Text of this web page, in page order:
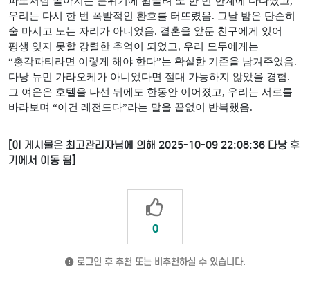
우리는 다시 한 번 폭발적인 환호를 터뜨렸음. 그날 밤은 단순히
술 마시고 노는 자리가 아니었음. 결혼을 앞둔 친구에게 있어
평생 잊지 못할 강렬한 추억이 되었고, 우리 모두에게는
“총각파티라면 이렇게 해야 한다”는 확실한 기준을 남겨주었음.
다낭 뉴민 가라오케가 아니었다면 절대 가능하지 않았을 경험.
그 여운은 호텔을 나선 뒤에도 한동안 이어졌고, 우리는 서로를
바라보며 “이건 레전드다”라는 말을 끝없이 반복했음.
[이 게시물은 최고관리자님에 의해 2025-10-09 22:08:36 다낭 후
기에서 이동 됨]
0
로그인 후 추천 또는 비추천하실 수 있습니다.